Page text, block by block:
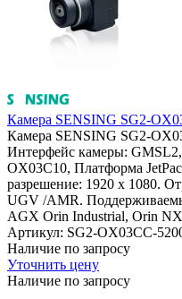
Камера SENSING SG2-
Камера SENSING SG2-
Интерфейс камеры:
OX03C10, Платформа
разрешение: 1920 x 1080.
UGV /AMR.
AGX Orin Industrial, Orin
Артикул: SG2-OX03CC-
Наличие по запросу
Уточнить цену
Наличие по запросу